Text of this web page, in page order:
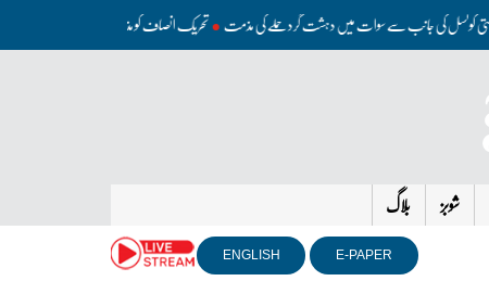
سلامتی کونسل کی جانب سے سوات میں دہشت گرد حملے کی مذمت تحریک انصاف کو مذاکرات کی کوئی
شوبز بلاگ
E-PAPER
ENGLISH